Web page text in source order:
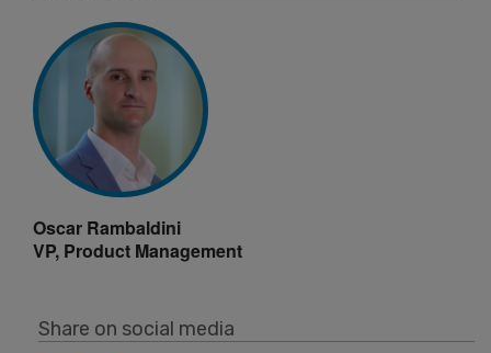
Oscar Rambaldini
VP, Product Management
Share on social media